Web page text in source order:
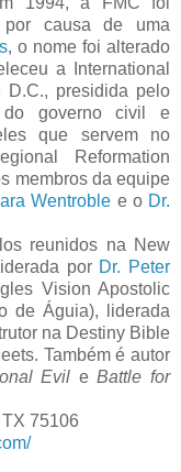
por causa de uma
, o nome foi alterado
a International
D.C., presidida pelo
do governo civil e
que servem no
Reformation
membros da equipe
Wentroble e o Dr.
reunidos na New
por Dr. Peter
Vision Apostolic
de Águia), liderada
na Destiny Bible
Também é autor
Evil eBattle for
75106